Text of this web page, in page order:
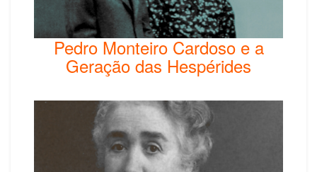
Pedro Monteiro Cardoso e a
Geração das Hespérides